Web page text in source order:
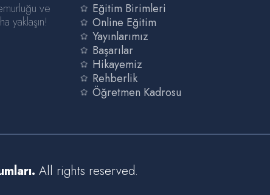
ve
yaklaşın!
Eğitim Birimleri
Online Eğitim
Yayınlarımız
Başarılar
Hikayemiz
Rehberlik
Öğretmen Kadrosu
All rights reserved.